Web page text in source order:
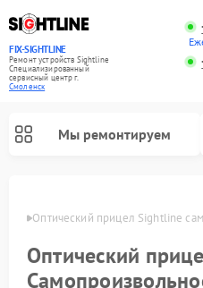
FIX-SIGHTLINE
Ремонт устройств Sightline
Специализированный
cервисный центр г.
Смоленск
Мы ремонтируем
Оптический прицел Sightline
Оптический